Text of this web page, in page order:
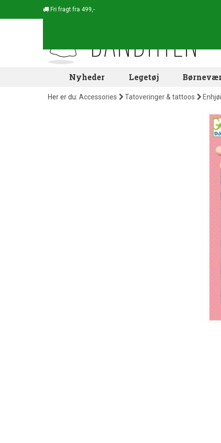
Fri fragt fra 499,-
Nyheder Legetøj
Her er du: Accessories Tatoveringer & tattoos